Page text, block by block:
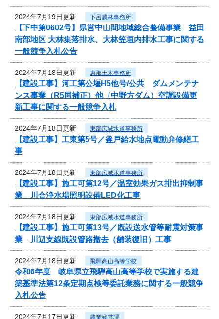
2024年7月19日更新 下呂農林事務所
【下中第0602号】県営中山間地域総合整備事業 益田
南部地区 大林集落排水、大林笠垣内排水工事に関する
一般競争入札公告
2024年7月18日更新 恵那土木事務所
【建設工事】河工第公堰H5他号/公共 ダムメンテナ
ンス事業（R5国補正）他（中野方ダム）空調設備更
新工事に関する一般競争入札
2024年7月18日更新 東部広域水道事務所
【建設工事】工東第5号／釜戸給水地点電動弁修繕工
事
2024年7月18日更新 東部広域水道事務所
【建設工事】施工可第12号／温室効果ガス排出抑制事
業 川合浄水場照明設備LED化工事
2024年7月18日更新 東部広域水道事務所
【建設工事】施工可第13号／既設送水管等耐震対策事
業 川辺支線既設管路撤去（舗装復旧）工事
2024年7月18日更新 飛騨高山高等学校
令和6年度 岐阜県立飛騨高山高等学校で実施する建
築基準法第12条定期点検等委託業務に関する一般競争
入札公告
2024年7月17日更新 農業経営課